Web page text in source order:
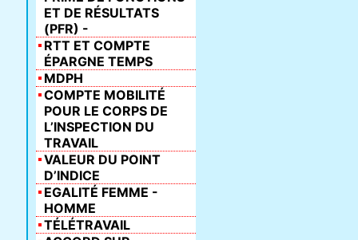
ET DE RÉSULTATS
(PFR) -
RTT ET COMPTE
ÉPARGNE TEMPS
MDPH
COMPTE MOBILITÉ
POUR LE CORPS DE
L’INSPECTION DU
TRAVAIL
VALEUR DU POINT
D’INDICE
EGALITÉ FEMME -
HOMME
TÉLÉTRAVAIL